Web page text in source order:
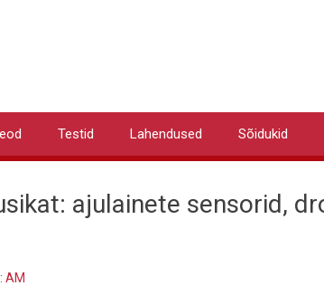
Testid Lahendused Sõidukid
ajulainete sensorid,
AM